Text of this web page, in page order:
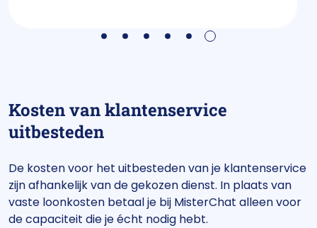
1 2 3 4 5 6
Kosten van klantenservice
uitbesteden
De kosten voor het uitbesteden van je klantenservice
zijn afhankelijk van de gekozen dienst. In plaats van
vaste loonkosten betaal je bij MisterChat alleen voor
de capaciteit die je écht nodig hebt.